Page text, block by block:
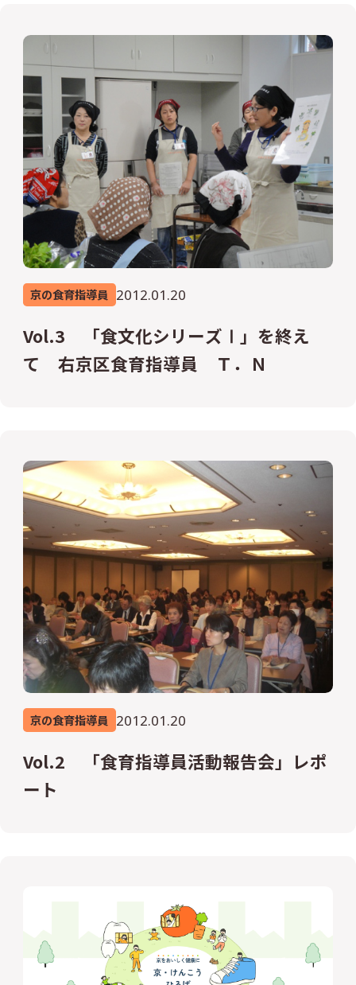
京の食育指導員 2012.01.20
Vol.3 「食文化シリーズⅠ」を終え
て 右京区食育指導員 Ｔ．Ｎ
京の食育指導員 2012.01.20
Vol.2 「食育指導員活動報告会」レポ
ート